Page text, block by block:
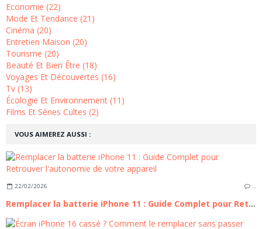
VOUS AIMEREZ AUSSI :
22/02/2026
Remplacer la batterie iPhone 11 : Guide Complet pour Retrouver l'autonomie de votre appareil
Economie (22)
Mode Et Tendance (21)
Cinéma (20)
Entretien Maison (20)
Tourisme (20)
Beauté Et Bien Être (18)
Voyages Et Découvertes (16)
Tv (13)
Écologie Et Environnement (11)
Films Et Séries Cultes (2)